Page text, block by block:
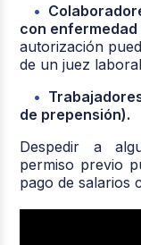
con
autorización
de un juez
de prepensión).
Despedir a
permiso previo
pago de salarios